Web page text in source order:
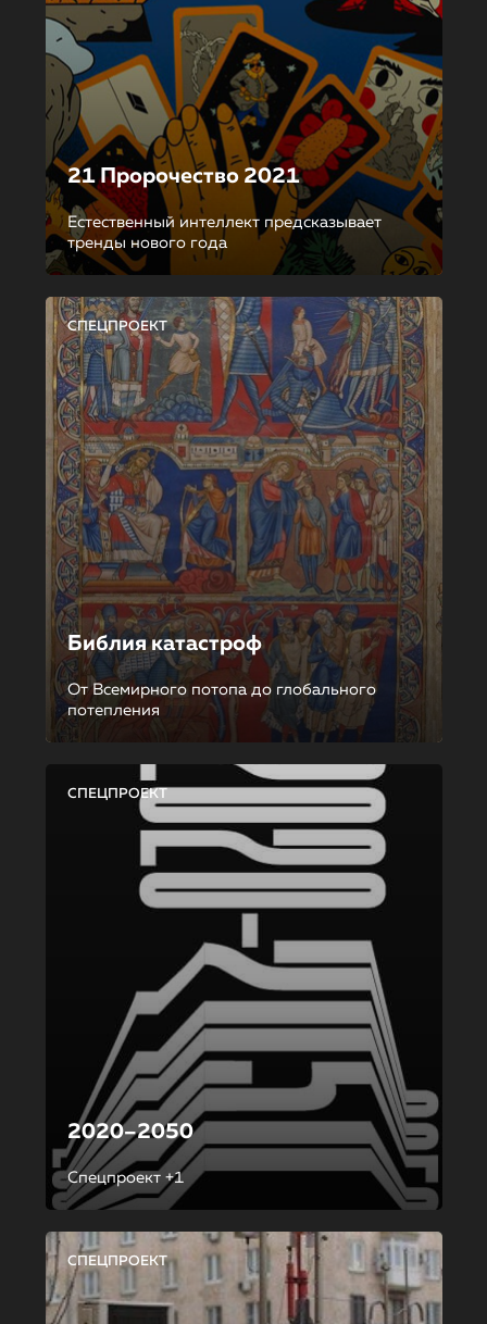
21 Пророчество 2021
Естественный интеллект предсказывает
тренды нового года
СПЕЦПРОЕКТ
Библия катастроф
От Всемирного потопа до глобального
потепления
СПЕЦПРОЕКТ
2020–2050
Спецпроект +1
СПЕЦПРОЕКТ